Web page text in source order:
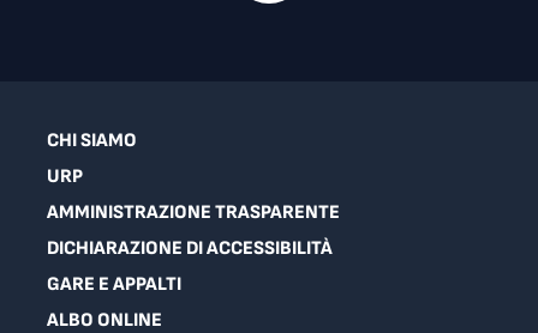
CHI SIAMO
URP
AMMINISTRAZIONE TRASPARENTE
DICHIARAZIONE DI ACCESSIBILITÀ
GARE E APPALTI
ALBO ONLINE